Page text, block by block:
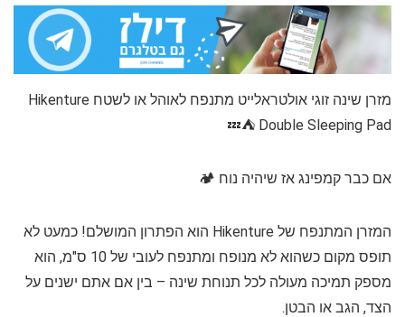
מזרן שינה זוגי אולטראלייט מתנפח לאוהל או לשטח Hikenture
Double Sleeping Pad ⛺💤
אם כבר קמפינג אז שיהיה נוח 🏕️
המזרן המתנפח של Hikenture הוא הפתרון המושלם! כמעט לא
תופס מקום כשהוא לא מנופח ומתנפח לעובי של 10 ס"מ, הוא
מספק תמיכה מעולה לכל תנוחת שינה – בין אם אתם ישנים על
הצד, הגב או הבטן.